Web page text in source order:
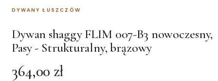
DYWANY ŁUSZCZÓW
Dywan shaggy FLIM 007-B3 nowoczesny,
Pasy - Strukturalny, brązowy
364,00 zł